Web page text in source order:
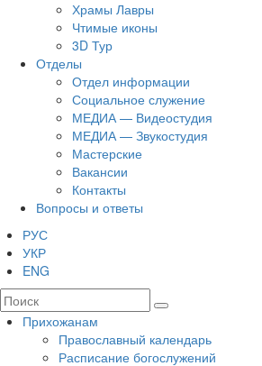
Храмы Лавры
Чтимые иконы
3D Тур
Отделы
Отдел информации
Социальное служение
МЕДИА — Видеостудия
МЕДИА — Звукостудия
Мастерские
Вакансии
Контакты
Вопросы и ответы
РУС
УКР
ENG
Прихожанам
Православный календарь
Расписание богослужений